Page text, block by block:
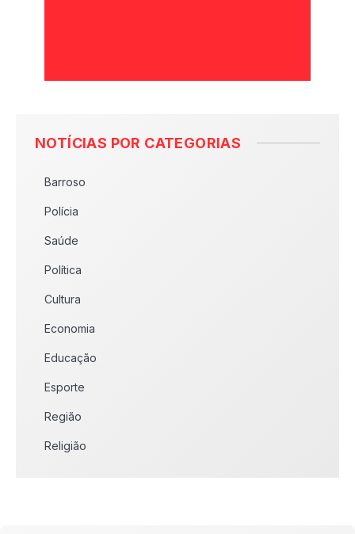
NOTÍCIAS POR CATEGORIAS
Barroso
Polícia
Saúde
Política
Cultura
Economia
Educação
Esporte
Região
Religião